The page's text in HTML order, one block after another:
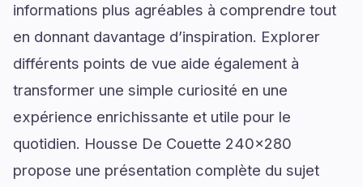
informations plus agréables à comprendre tout
en donnant davantage d’inspiration. Explorer
différents points de vue aide également à
transformer une simple curiosité en une
expérience enrichissante et utile pour le
quotidien. Housse De Couette 240x280
propose une présentation complète du sujet